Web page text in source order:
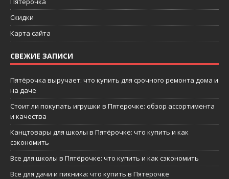
Скидки
Карта сайта
СВЕЖИЕ ЗАПИСИ
Пятёрочка выручает: что купить для срочного ремонта дома и
на даче
Стоит ли покупать игрушки в Пятерочке: обзор ассортимента
и качества
Канцтовары для школы в Пятёрочке: что купить и как
сэкономить
Все для школы в Пятёрочке: что купить и как сэкономить
Все для дачи и пикника: что купить в Пятерочке